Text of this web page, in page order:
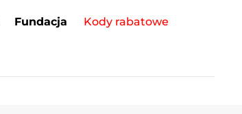
Fundacja Kody rabatowe